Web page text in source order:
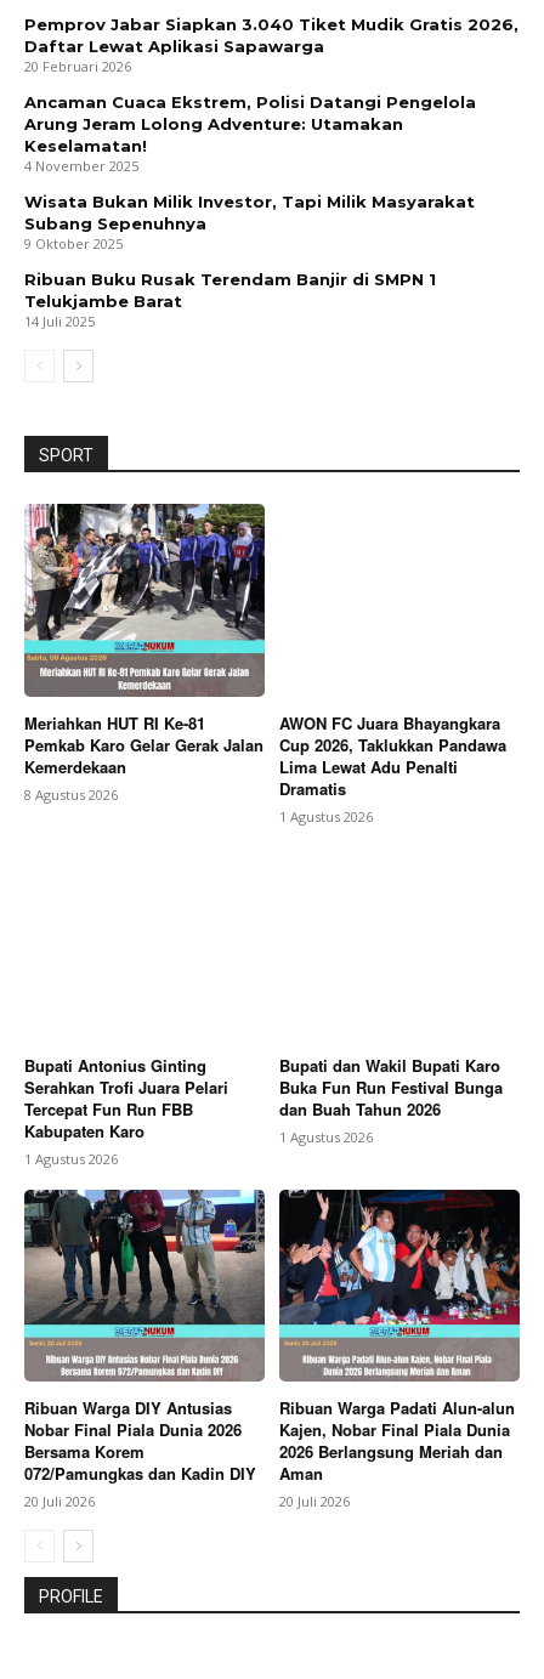
Pemprov Jabar Siapkan 3.040 Tiket Mudik Gratis 2026,
Daftar Lewat Aplikasi Sapawarga
20 Februari 2026
Ancaman Cuaca Ekstrem, Polisi Datangi Pengelola
Arung Jeram Lolong Adventure: Utamakan
Keselamatan!
4 November 2025
Wisata Bukan Milik Investor, Tapi Milik Masyarakat
Subang Sepenuhnya
9 Oktober 2025
Ribuan Buku Rusak Terendam Banjir di SMPN 1
Telukjambe Barat
14 Juli 2025
SPORT
Meriahkan HUT RI Ke-81
Pemkab Karo Gelar Gerak Jalan
Kemerdekaan
8 Agustus 2026
AWON FC Juara Bhayangkara
Cup 2026, Taklukkan Pandawa
Lima Lewat Adu Penalti
Dramatis
1 Agustus 2026
Bupati Antonius Ginting
Serahkan Trofi Juara Pelari
Tercepat Fun Run FBB
Kabupaten Karo
1 Agustus 2026
Bupati dan Wakil Bupati Karo
Buka Fun Run Festival Bunga
dan Buah Tahun 2026
1 Agustus 2026
Ribuan Warga DIY Antusias
Nobar Final Piala Dunia 2026
Bersama Korem
072/Pamungkas dan Kadin DIY
20 Juli 2026
Ribuan Warga Padati Alun-alun
Kajen, Nobar Final Piala Dunia
2026 Berlangsung Meriah dan
Aman
20 Juli 2026
PROFILE